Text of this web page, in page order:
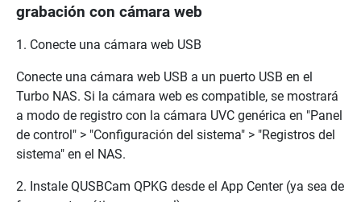
grabación con cámara web
1. Conecte una cámara web USB
Conecte una cámara web USB a un puerto USB en el
Turbo NAS. Si la cámara web es compatible, se mostrará
a modo de registro con la cámara UVC genérica en "Panel
de control" > "Configuración del sistema" > "Registros del
sistema" en el NAS.
2. Instale QUSBCam QPKG desde el App Center (ya sea de